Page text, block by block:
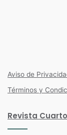
Aviso de
Términos y
Revista